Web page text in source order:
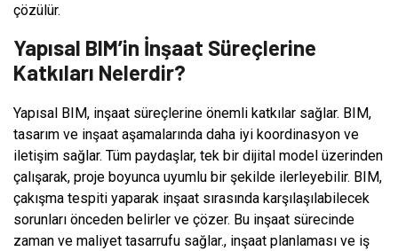
çözülür.
Yapısal BIM’in İnşaat Süreçlerine
Katkıları Nelerdir?
Yapısal BIM, inşaat süreçlerine önemli katkılar sağlar. BIM,
tasarım ve inşaat aşamalarında daha iyi koordinasyon ve
iletişim sağlar. Tüm paydaşlar, tek bir dijital model üzerinden
çalışarak, proje boyunca uyumlu bir şekilde ilerleyebilir. BIM,
çakışma tespiti yaparak inşaat sırasında karşılaşılabilecek
sorunları önceden belirler ve çözer. Bu inşaat sürecinde
zaman ve maliyet tasarrufu sağlar., inşaat planlaması ve iş